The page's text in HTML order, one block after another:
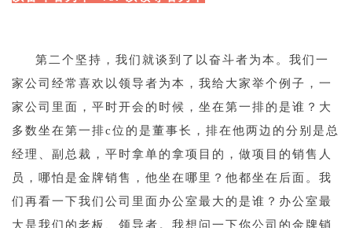
第二个坚持，我们就谈到了以奋斗者为本。我们一
家公司经常喜欢以领导者为本，我给大家举个例子，一
家公司里面，平时开会的时候，坐在第一排的是谁？大
多数坐在第一排c位的是董事长，排在他两边的分别是总
经理、副总裁，平时拿单的拿项目的，做项目的销售人
员，哪怕是金牌销售，他坐在哪里？他都坐在后面。我
们再看一下我们公司里面办公室最大的是谁？办公室最
大是我们的老板、领导者。我想问一下你公司的金牌销